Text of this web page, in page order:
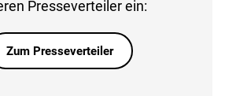
Presseverteiler ein:
Zum Presseverteiler